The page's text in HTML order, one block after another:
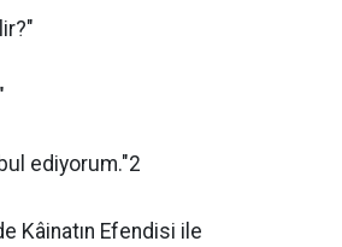
ediyorum."2
Kâinatın Efendisi ile